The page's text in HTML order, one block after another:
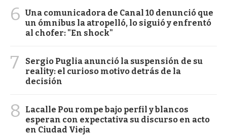
6 Una comunicadora de Canal 10 denunció que
un ómnibus la atropelló, lo siguió y enfrentó
al chofer: "En shock"
7
Sergio Puglia anunció la suspensión de su
reality: el curioso motivo detrás de la
decisión
8
Lacalle Pou rompe bajo perfil y blancos
esperan con expectativa su discurso en acto
en Ciudad Vieja